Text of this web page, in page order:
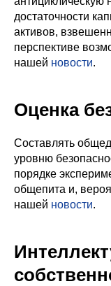
достаточности
активов,
перспективе
нашей новости.
Оценка
Составлять
уровню
порядке
общепита и,
нашей новости.